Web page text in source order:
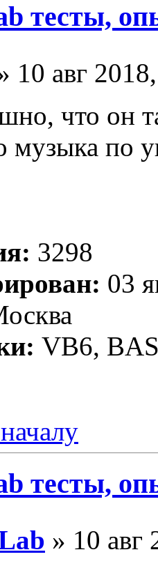
тесты,
10 авг
что он
музыка по
3298
03
VB6,
тесты,
» 10 авг